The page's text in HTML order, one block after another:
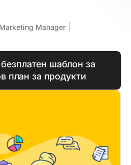
Manager
шаблон за
план за продукти